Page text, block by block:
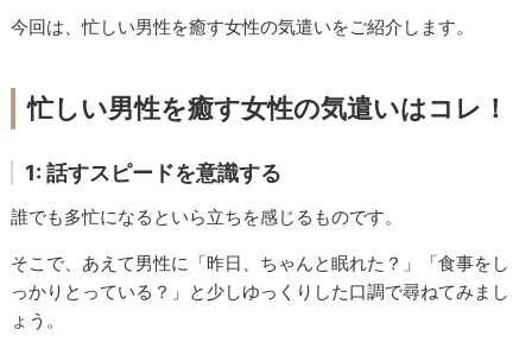
今回は、忙しい男性を癒す女性の気遣いをご紹介します。
忙しい男性を癒す女性の気遣いはコレ！
1: 話すスピードを意識する
誰でも多忙になるといら立ちを感じるものです。
そこで、あえて男性に「昨日、ちゃんと眠れた？」「食事をし
っかりとっている？」と少しゆっくりした口調で尋ねてみまし
ょう。